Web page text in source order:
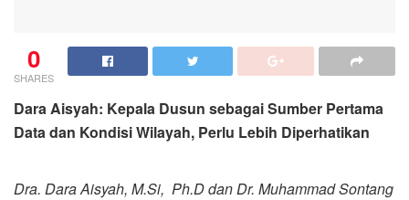
0
SHARES
Dara Aisyah: Kepala Dusun sebagai Sumber Pertama
Data dan Kondisi Wilayah, Perlu Lebih Diperhatikan
Dra. Dara Aisyah, M.Si, Ph.D dan Dr. Muhammad Sontang